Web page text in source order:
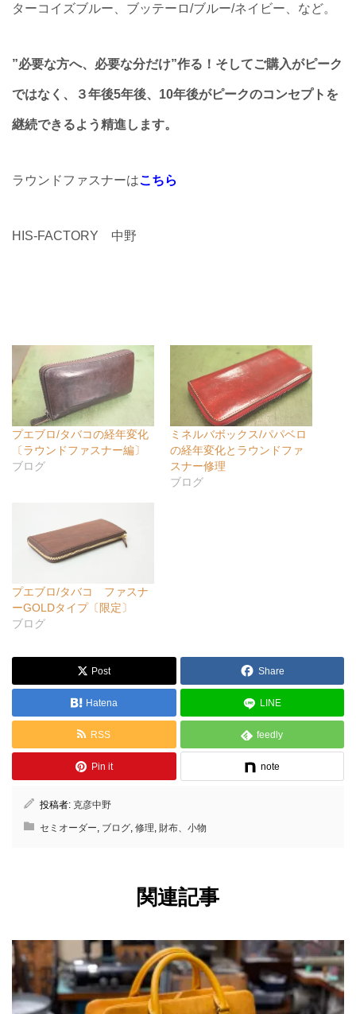
ターコイズブルー、ブッテーロ/ブルー/ネイビー、など。
”必要な方へ、必要な分だけ”作る！そしてご購入がピーク
ではなく、３年後5年後、10年後がピークのコンセプトを
継続できるよう精進します。
ラウンドファスナーはこちら
HIS-FACTORY 中野
プエブロ/タバコの経年変化
〔ラウンドファスナー編〕
ブログ
ミネルバボックス/パパベロ
の経年変化とラウンドファ
スナー修理
ブログ
プエブロ/タバコ ファスナ
ーGOLDタイプ〔限定〕
ブログ
Post Share
Hatena LINE
RSS feedly
Pin it note
投稿者: 克彦中野
セミオーダー, ブログ, 修理, 財布、小物
関連記事